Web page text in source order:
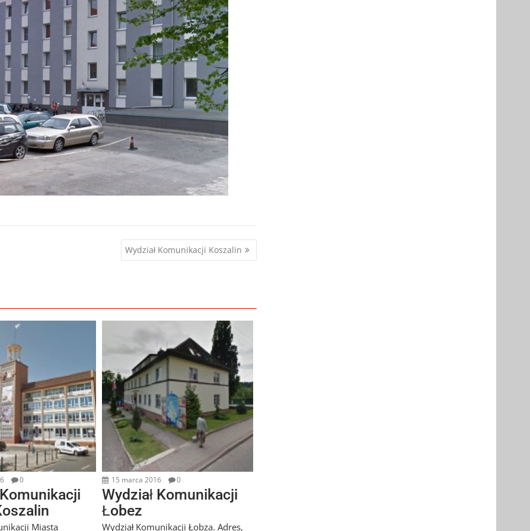
Wydział Komunikacji Koszalin
0
Miasta
15 marca 2016 0
Wydział Komunikacji
Łobez
Wydział Komunikacji Łobza. Adres,